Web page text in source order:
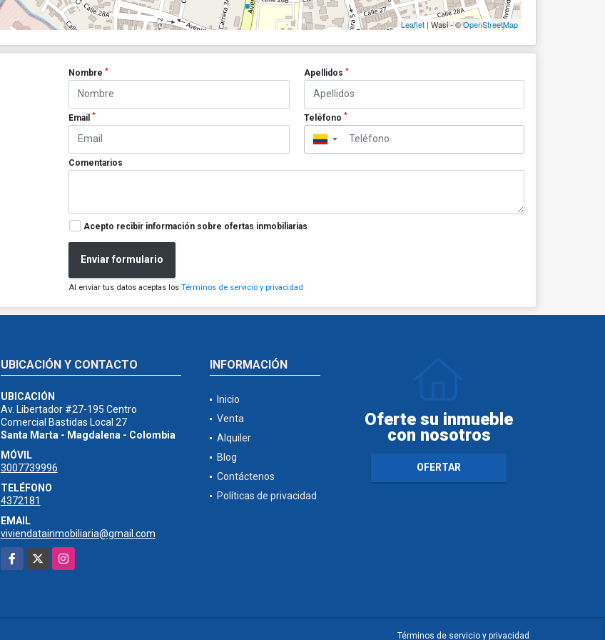
Leaflet | Wasi - ©OpenStreetMap
Nombre* Apellidos *
Email* Teléfono *
▼
Comentarios
Acepto recibir información sobre ofertas inmobiliarias
Enviar formulario
Al enviar tus datos aceptas losTérminos de servicio y privacidad
UBICACIÓN Y CONTACTO
UBICACIÓN
Av. Libertador #27-195 Centro
Comercial Bastidas Local 27
Santa Marta - Magdalena - Colombia
MÓVIL
3007739996
TELÉFONO
4372181
EMAIL
viviendatainmobiliaria@gmail.com
Facebook
Instagram
INFORMACIÓN
Inicio
Venta
Alquiler
Blog
Contáctenos
Políticas de privacidad
Oferte su inmueble
con nosotros
OFERTAR
Términos de servicio y privacidad